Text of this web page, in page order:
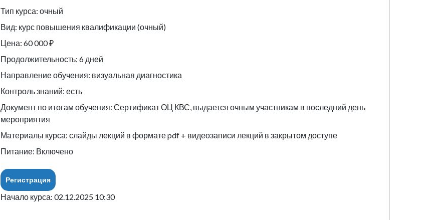
Тип курса: очный
Вид: курс повышения квалификации (очный)
Цена: 60 000 ₽
Продолжительность: 6 дней
Направление обучения: визуальная диагностика
Контроль знаний: есть
Документ по итогам обучения: Сертификат ОЦ КВС, выдается очным участникам в последний день
мероприятия
Материалы курса: слайды лекций в формате pdf + видеозаписи лекций в закрытом доступе
Питание: Включено
Регистрация
Начало курса: 02.12.2025 10:30